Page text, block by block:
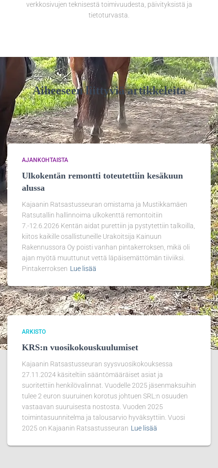
verkkosivujen teknisestä toimivuudesta, päivityksistä ja
tietoturvasta.
Aiheeseen liittyviä artikkeleita
AJANKOHTAISTA
Ulkokentän remontti toteutettiin kesäkuun
alussa
Kajaanin Ratsastusseuran omistama ja Mustikkamäen
Ratsutallin hallinnoima ulkokenttä remontoitiin
7.-12.6.2026 Kentän aidat purettiin ja pystytettiin talkoilla,
kiitos kaikille osallistuneille Urakoitsija Kainuun
Rakennussora Oy poisti vanhan pintakerroksen, mikä oli
ajan myötä muuttunut vettä läpäisemättömän tiiviiksi.
Pintakerroksen Lue lisää
ARKISTO
KRS:n vuosikokouskuulumiset
Kajaanin Ratsastusseuran syysvuosikokouksessa
27.11.2024 käsiteltiin sääntömääräiset asiat ja
suoritettiin henkilövalinnat. Vuodelle 2025 jäsenmaksuihin
tulee 2 euron suuruinen korotus johtuen SRL:n osuuden
vastaavan suuruisesta nostosta. Vuoden 2025
toimintasuunnitelma ja talousarvio hyväksyttiin. Vuosi
2025 on Kajaanin Ratsastusseuran Lue lisää